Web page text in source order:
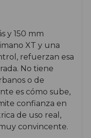
y 150 mm
XT y una
refuerzan esa
No tiene
o de
es cómo sube,
confianza en
de uso real,
convincente.